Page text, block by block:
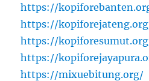
https://
https://
https://
https://
https://mixuebitung.org/